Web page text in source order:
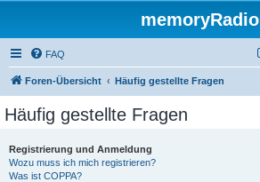
memoryRadio
FAQ
Foren-Übersicht Häufig gestellte Fragen
Häufig gestellte Fragen
Registrierung und Anmeldung
Wozu muss ich mich registrieren?
Was ist COPPA?